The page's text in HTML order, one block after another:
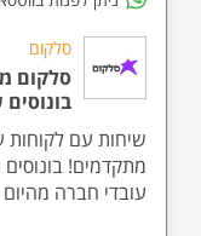
סלקום
שיחות עם לקוחות
מתקדמים!
עובדי חברה